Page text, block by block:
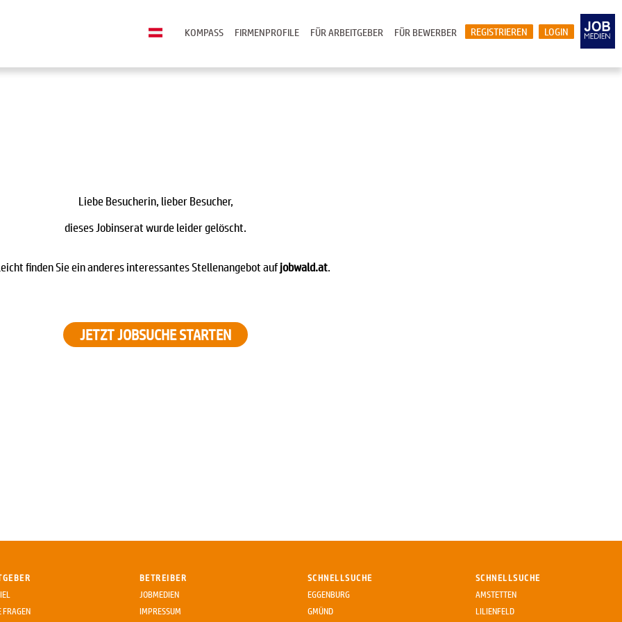
LOGIN
REGISTRIEREN
FÜR BEWERBER
FÜR ARBEITGEBER
FIRMENPROFILE
KOMPASS
Liebe Besucherin, lieber Besucher,
dieses Jobinserat wurde leider gelöscht.
finden Sie ein anderes interessantes Stellenangebot aufjobwald.at
JETZT JOBSUCHE STARTEN
FRAGEN
BETREIBER
JOBMEDIEN
IMPRESSUM
SCHNELLSUCHE
EGGENBURG
GMÜND
SCHNELLSUCHE
AMSTETTEN
LILIENFELD